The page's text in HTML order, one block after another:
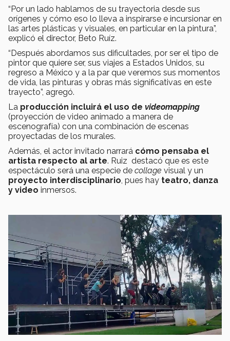
“Por un lado hablamos de su trayectoria desde sus
orígenes y cómo eso lo lleva a inspirarse e incursionar en
las artes plásticas y visuales, en particular en la pintura”,
explicó el director, Beto Ruíz.
“Después abordamos sus dificultades, por ser el tipo de
pintor que quiere ser, sus viajes a Estados Unidos, su
regreso a México y a la par que veremos sus momentos
de vida, las pinturas y obras más significativas en este
trayecto”, agregó.
La producción incluirá el uso de videomapping
(proyección de video animado a manera de
escenografía) con una combinación de escenas
proyectadas de los murales.
Además, el actor invitado narrará cómo pensaba el
artista respecto al arte. Ruiz destacó que es este
espectáculo será una especie de collage visual y un
proyecto interdisciplinario, pues hay teatro, danza
y video inmersos.